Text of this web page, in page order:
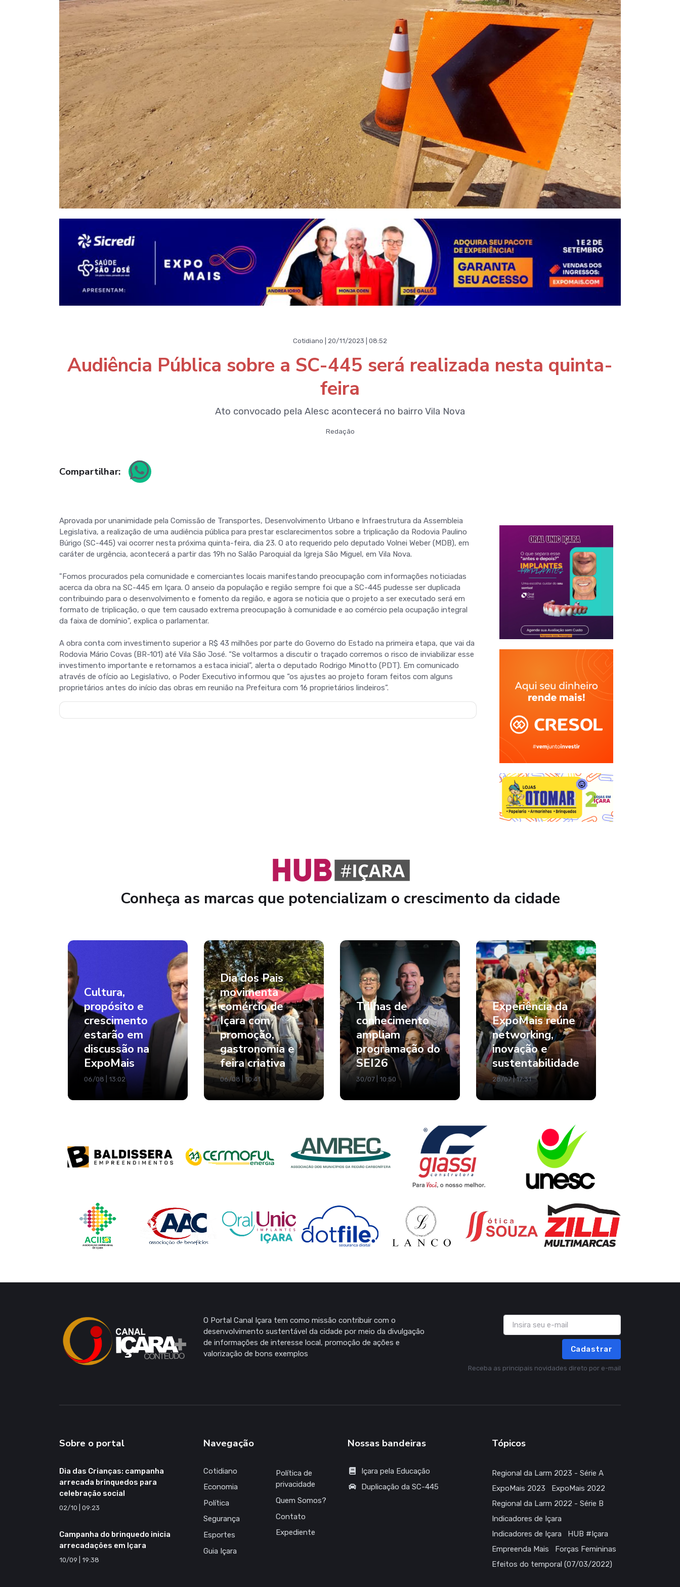
Cotidiano | 20/11/2023 | 08:52
Audiência Pública sobre a SC-445 será realizada nesta quinta-
feira
Ato convocado pela Alesc acontecerá no bairro Vila Nova
Redação
Compartilhar:
Aprovada por unanimidade pela Comissão de Transportes, Desenvolvimento Urbano e Infraestrutura da Assembleia
Legislativa, a realização de uma audiência pública para prestar esclarecimentos sobre a triplicação da Rodovia Paulino
Búrigo (SC-445) vai ocorrer nesta próxima quinta-feira, dia 23. O ato requerido pelo deputado Volnei Weber (MDB), em
caráter de urgência, acontecerá a partir das 19h no Salão Paroquial da Igreja São Miguel, em Vila Nova.
"Fomos procurados pela comunidade e comerciantes locais manifestando preocupação com informações noticiadas
acerca da obra na SC-445 em Içara. O anseio da população e região sempre foi que a SC-445 pudesse ser duplicada
contribuindo para o desenvolvimento e fomento da região, e agora se noticia que o projeto a ser executado será em
formato de triplicação, o que tem causado extrema preocupação à comunidade e ao comércio pela ocupação integral
da faixa de domínio", explica o parlamentar.
A obra conta com investimento superior a R$ 43 milhões por parte do Governo do Estado na primeira etapa, que vai da
Rodovia Mário Covas (BR-101) até Vila São José. “Se voltarmos a discutir o traçado corremos o risco de inviabilizar esse
investimento importante e retornamos a estaca inicial”, alerta o deputado Rodrigo Minotto (PDT). Em comunicado
através de ofício ao Legislativo, o Poder Executivo informou que “os ajustes ao projeto foram feitos com alguns
proprietários antes do início das obras em reunião na Prefeitura com 16 proprietários lindeiros”.
Conheça as marcas que potencializam o crescimento da cidade
Cultura,
propósito e
crescimento
estarão em
discussão na
ExpoMais
06/08 | 13:02
Dia dos Pais
movimenta
comércio de
Içara com
promoção,
gastronomia e
feira criativa
06/08 | 10:41
Trilhas de
conhecimento
ampliam
programação do
SEI26
30/07 | 10:50
Experiência da
ExpoMais reúne
networking,
inovação e
sustentabilidade
28/07 | 17:31
O Portal Canal Içara tem como missão contribuir com o
desenvolvimento sustentável da cidade por meio da divulgação
de informações de interesse local, promoção de ações e
valorização de bons exemplos
Cadastrar
Receba as principais novidades direto por e-mail
Sobre o portal
Dia das Crianças: campanha
arrecada brinquedos para
celebração social
02/10 | 09:23
Campanha do brinquedo inicia
arrecadações em Içara
10/09 | 19:38
Navegação
Cotidiano
Economia
Política
Segurança
Esportes
Guia Içara
Política de
privacidade
Quem Somos?
Contato
Expediente
Nossas bandeiras
Içara pela Educação
Duplicação da SC-445
Tópicos
Regional da Larm 2023 - Série A
ExpoMais 2023
ExpoMais 2022
Regional da Larm 2022 - Série B
Indicadores de Içara
Indicadores de Içara
HUB #Içara
Empreenda Mais
Forças Femininas
Efeitos do temporal (07/03/2022)